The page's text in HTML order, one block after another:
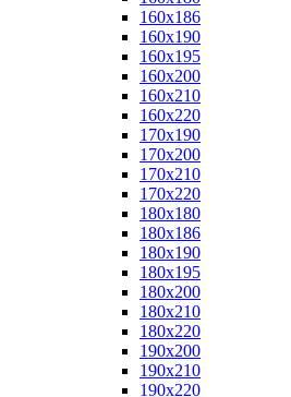
160x186
160x190
160x195
160x200
160x210
160x220
170x190
170x200
170x210
170x220
180x180
180x186
180x190
180x195
180x200
180x210
180x220
190x200
190x210
190x220